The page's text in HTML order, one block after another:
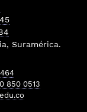
Suramérica.
850 0513